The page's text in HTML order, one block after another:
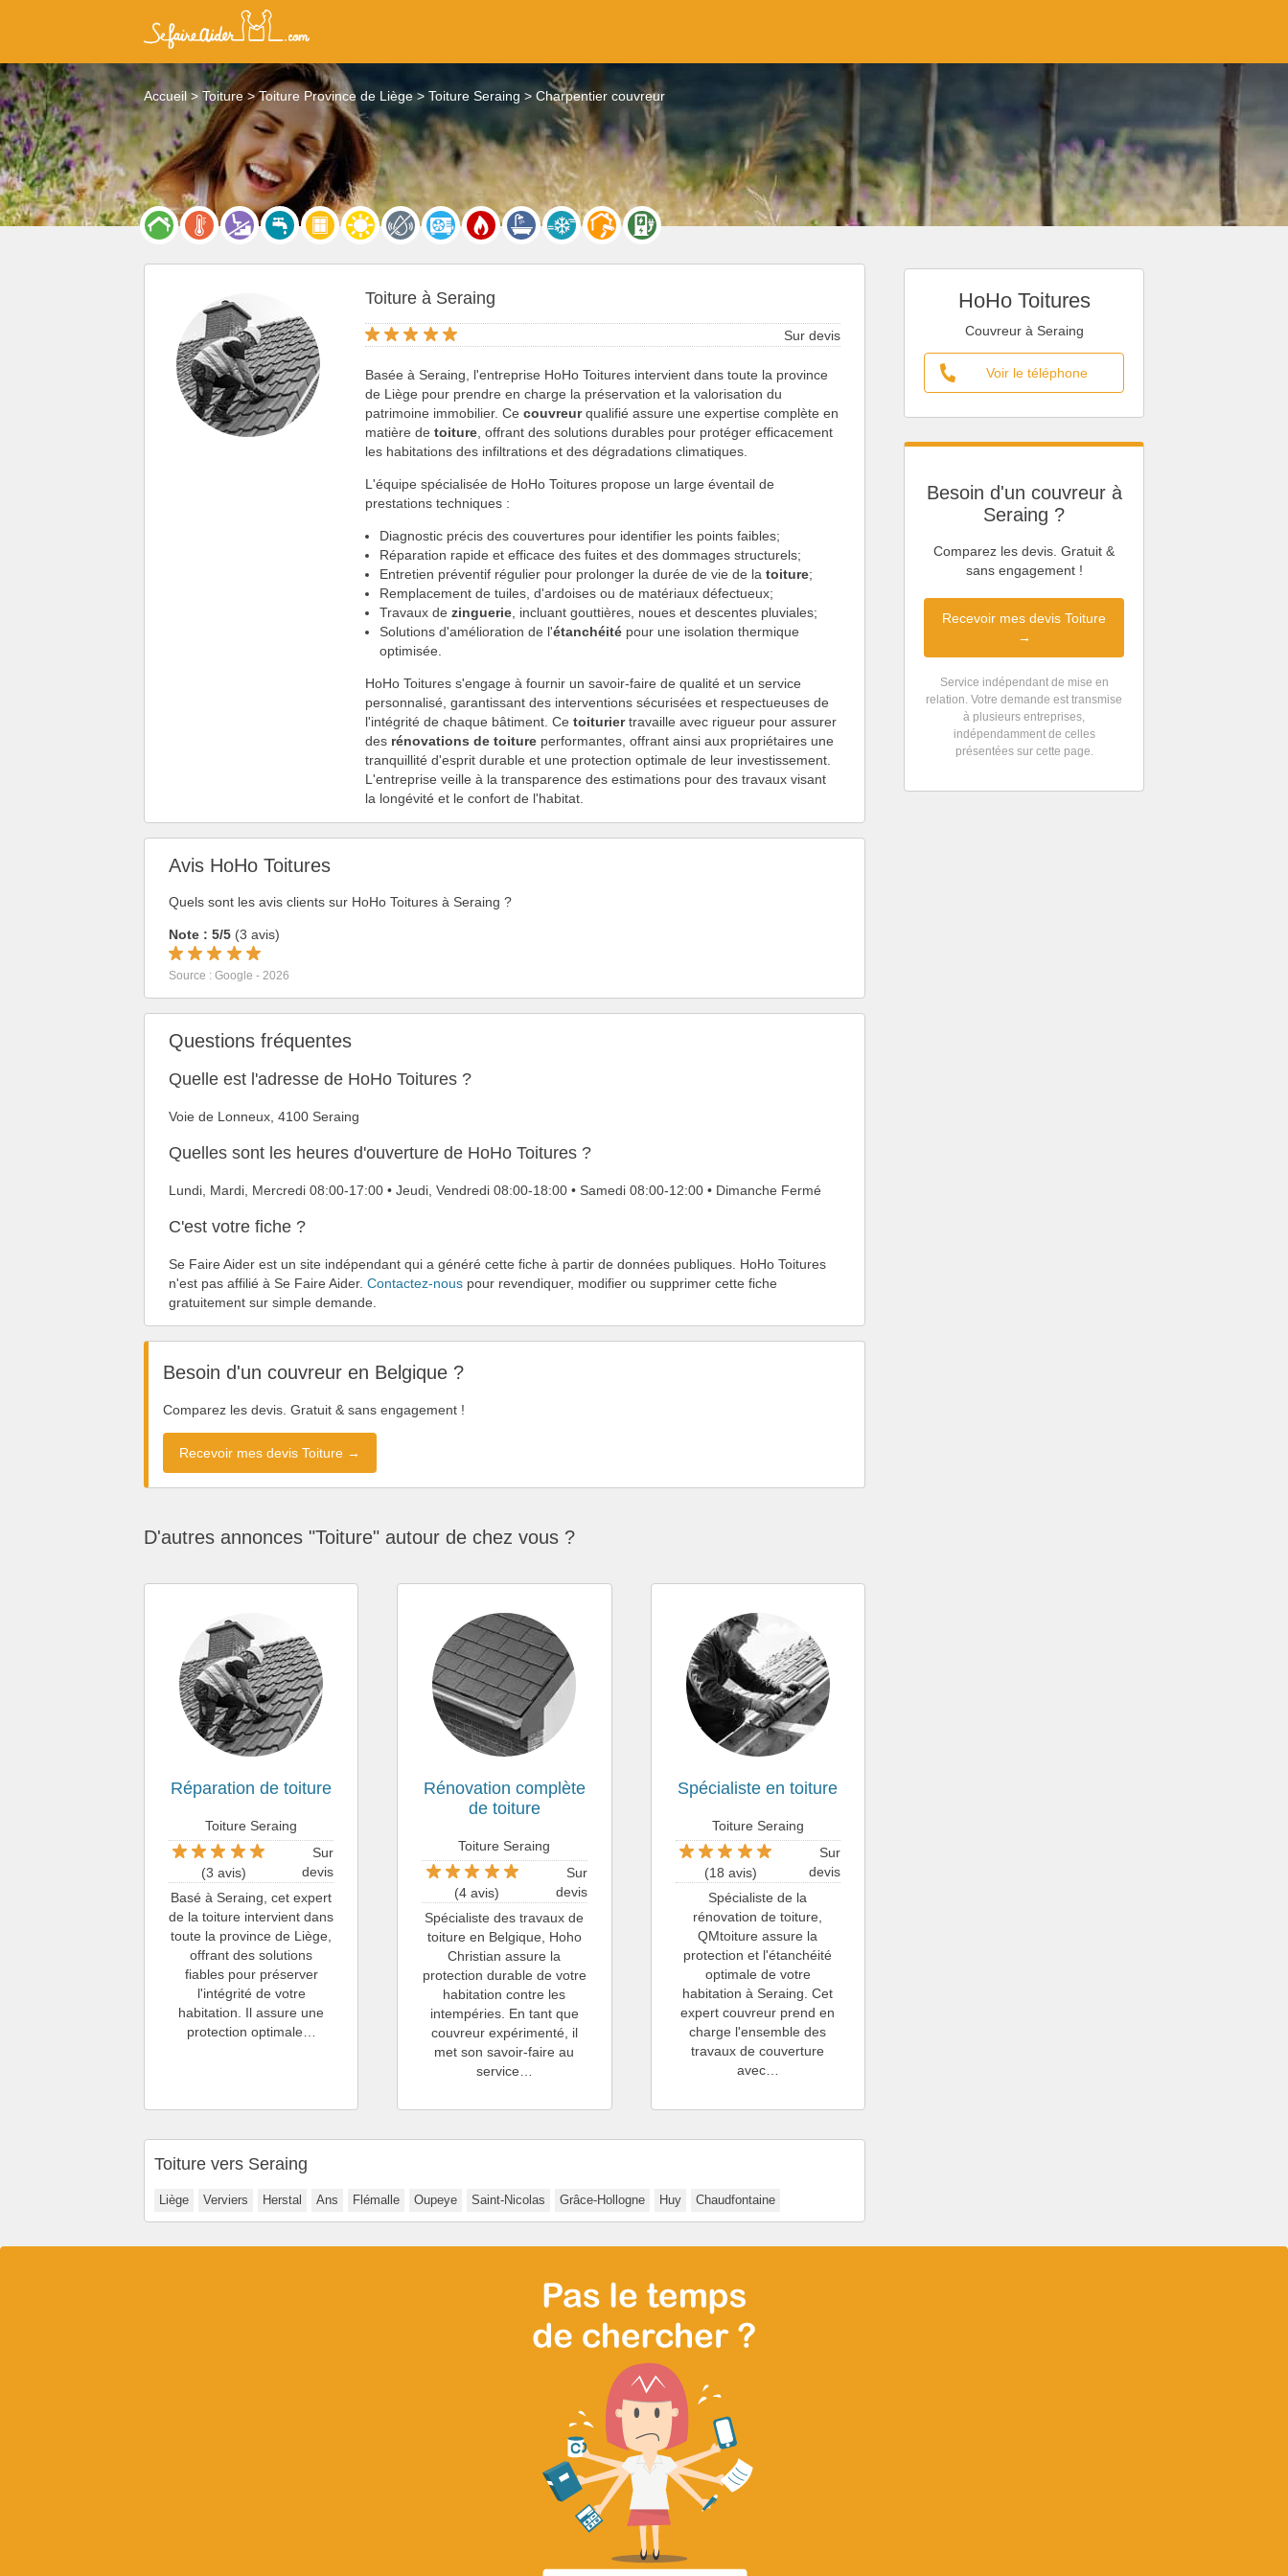
Accueil Toiture Toiture Province de Liège Toiture Seraing Charpentier couvreur
HoHo Toitures
Couvreur à Seraing
Voir le téléphone
Besoin d'un couvreur à
Seraing ?
Comparez les devis. Gratuit &
sans engagement !
Recevoir mes devis Toiture
→
Service indépendant de mise en
relation. Votre demande est transmise
à plusieurs entreprises,
indépendamment de celles
présentées sur cette page.
Toiture à Seraing
Sur devis
Basée à Seraing, l'entreprise HoHo Toitures intervient dans toute la province
de Liège pour prendre en charge la préservation et la valorisation du
patrimoine immobilier. Cecouvreurqualifié assure une expertise complète en
matière detoiture , offrant des solutions durables pour protéger efficacement
les habitations des infiltrations et des dégradations climatiques.
L'équipe spécialisée de HoHo Toitures propose un large éventail de
prestations techniques :
Diagnostic précis des couvertures pour identifier les points faibles;
Réparation rapide et efficace des fuites et des dommages structurels;
Entretien préventif régulier pour prolonger la durée de vie de latoiture;
Remplacement de tuiles, d'ardoises ou de matériaux défectueux;
Travaux dezinguerie , incluant gouttières, noues et descentes pluviales;
Solutions d'amélioration de l'étanchéité pour une isolation thermique
optimisée.
HoHo Toitures s'engage à fournir un savoir-faire de qualité et un service
personnalisé, garantissant des interventions sécurisées et respectueuses de
l'intégrité de chaque bâtiment. Cetoituriertravaille avec rigueur pour assurer
des rénovations de toiture performantes, offrant ainsi aux propriétaires une
tranquillité d'esprit durable et une protection optimale de leur investissement.
L'entreprise veille à la transparence des estimations pour des travaux visant
la longévité et le confort de l'habitat.
Avis HoHo Toitures
Quels sont les avis clients sur HoHo Toitures à Seraing ?
Note : 5/5 (3 avis)
Source : Google - 2026
Questions fréquentes
Quelle est l'adresse de HoHo Toitures ?
Voie de Lonneux, 4100 Seraing
Quelles sont les heures d'ouverture de HoHo Toitures ?
Lundi, Mardi, Mercredi 08:00-17:00 • Jeudi, Vendredi 08:00-18:00 • Samedi 08:00-12:00 • Dimanche Fermé
C'est votre fiche ?
Se Faire Aider est un site indépendant qui a généré cette fiche à partir de données publiques. HoHo Toitures
n'est pas affilié à Se Faire Aider. Contactez-nous pour revendiquer, modifier ou supprimer cette fiche
gratuitement sur simple demande.
Besoin d'un couvreur en Belgique ?
Comparez les devis. Gratuit & sans engagement !
Recevoir mes devis Toiture →
D'autres annonces "Toiture" autour de chez vous ?
Réparation de toiture
Toiture Seraing
(3 avis)
Sur
devis
Basé à Seraing, cet expert
de la toiture intervient dans
toute la province de Liège,
offrant des solutions
fiables pour préserver
l'intégrité de votre
habitation. Il assure une
protection optimale…
Rénovation complète
de toiture
Toiture Seraing
(4 avis)
Sur
devis
Spécialiste des travaux de
toiture en Belgique, Hoho
Christian assure la
protection durable de votre
habitation contre les
intempéries. En tant que
couvreur expérimenté, il
met son savoir-faire au
service…
Spécialiste en toiture
Toiture Seraing
(18 avis)
Sur
devis
Spécialiste de la
rénovation de toiture,
QMtoiture assure la
protection et l'étanchéité
optimale de votre
habitation à Seraing. Cet
expert couvreur prend en
charge l'ensemble des
travaux de couverture
avec…
Toiture vers Seraing
Liège Verviers Herstal Ans Flémalle Oupeye Saint-Nicolas Grâce-Hollogne Huy Chaudfontaine